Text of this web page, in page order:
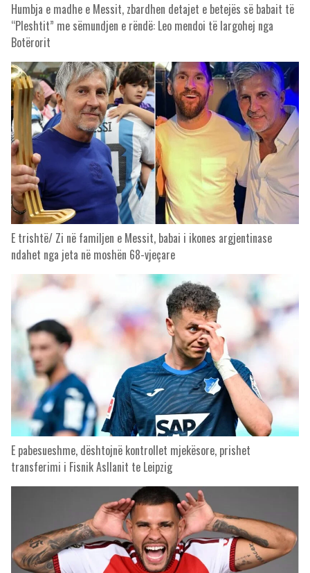
Humbja e madhe e Messit, zbardhen detajet e betejës së babait të
“Pleshtit” me sëmundjen e rëndë: Leo mendoi të largohej nga
Botërorit
E trishtë/ Zi në familjen e Messit, babai i ikones argjentinase
ndahet nga jeta në moshën 68-vjeçare
E pabesueshme, dështojnë kontrollet mjekësore, prishet
transferimi i Fisnik Asllanit te Leipzig